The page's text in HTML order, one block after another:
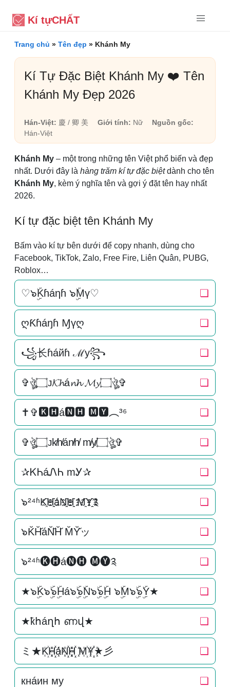
Kí tựCHẤT
Trang chủ » Tên đẹp » Khánh My
Kí Tự Đặc Biệt Khánh My ❤️ Tên
Khánh My Đẹp 2026
Hán-Việt: 慶 / 卿 美 Giới tính: Nữ
Nguồn gốc:
Hán-Việt
Khánh My – một trong những tên Việt phổ biến và đẹp
nhất. Dưới đây là hàng trăm kí tự đặc biệtdành cho tên
Khánh My, kèm ý nghĩa tên và gợi ý đặt tên hay nhất
2026.
Kí tự đặc biệt tên Khánh My
Bấm vào kí tự bên dưới để copy nhanh, dùng cho
Facebook, TikTok, Zalo, Free Fire, Liên Quân, PUBG,
Roblox…
♡๖ۣۜKɦáηɦ ๖ۣۜMү♡ ❏
ღƘɦáŋɦ Ɱүღ ❏
꧁长ɦáйɦ ℳу꧂ ❏
✞ঔৣ۝ᴊ𝓚𝓱á𝓷𝓱 𝓜𝔂۝ঔৣ✞ ❏
✝✞🅺🅷á🅽🅷 🅼🆈︵³⁶ ❏
✞ঔৣ۝ᴊk̸h̸án̸h̸ m̸y̸۝ঔৣ✞ ❏
✰ᏦᏂáᏁᏂ mᎩ✰ ❏
๖²⁴ʱK҈H҈҈áN҈҈H҈҈ M҈Y҈҈༉ ❏
๖K̆H̆̆áN̆̆H̆̆ M̆Y̆̆ッ ❏
๖²⁴ʱ🅚🅗á🅝🅗 🅜🅨༉ ❏
★๖ۣۜK๖ۣۜ๖ۣۜHá๖ۣۜ๖ۣۜN๖ۣۜ๖ۣۜH ๖ۣۜM๖ۣۜ๖ۣۜY★ ❏
★ҟհáղհ ണվ★ ❏
ミ★K꙰H꙰꙰áN꙰꙰H꙰꙰ M꙰Y꙰꙰★彡 ❏
кнáин му ❏